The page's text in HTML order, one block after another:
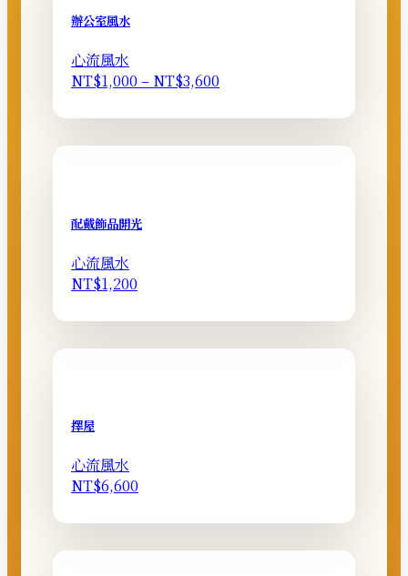
基
本
辦公室風水
心流風水
NT$1,000 – NT$3,600
範
圍：
配戴飾品開光
心流風水
NT$1,200
擇屋
心流風水
NT$6,600